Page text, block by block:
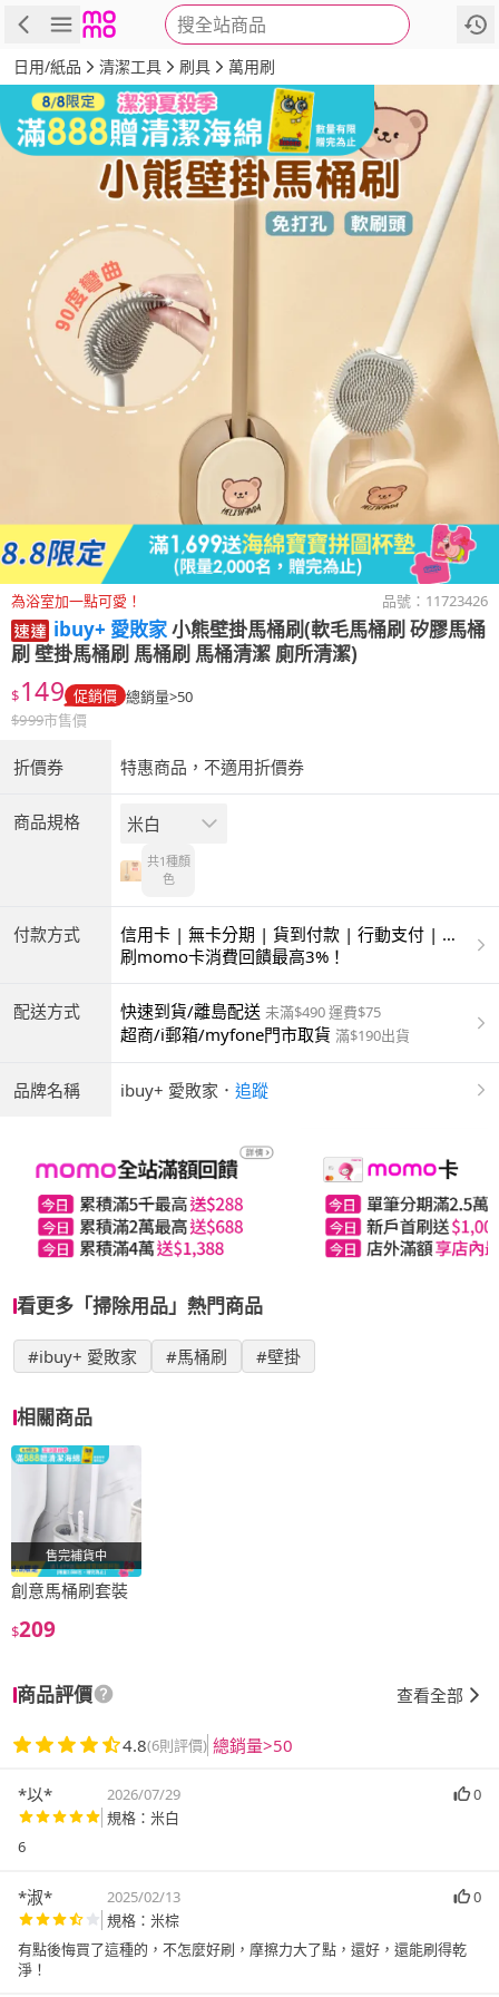
搜全站商品
商品 評價 詳情
日用/紙品 清潔工具 刷具 萬用刷
為浴室加一點可愛！ 品號： 11723426
ibuy+ 愛敗家小熊壁掛馬桶刷(軟毛馬桶刷 矽膠馬桶
刷 壁掛馬桶刷 馬桶刷 馬桶清潔 廁所清潔)
$149 促銷價 總銷量>50
$999市售價
折價券 特惠商品，不適用折價券
商品規格 米白
共1種顏
色
付款方式
信用卡 | 無卡分期 | 貨到付款 | 行動支付 | 超
商付款 | ATM | 銀聯卡
刷momo卡消費回饋最高3%！
配送方式 快速到貨/離島配送 未滿$490 運費$75
超商/i郵箱/myfone門市取貨 滿$190出貨
品牌名稱 ibuy+ 愛敗家 ． 追蹤
看更多「掃除用品」熱門商品
#ibuy+ 愛敗家 #馬桶刷 #壁掛
相關商品
創意馬桶刷套裝
$209
售完補貨中
商品評價 查看全部
4.8(6則評價) 總銷量>50
*以* 2026/07/29
0
規格：米白
6
*淑* 2025/02/13
0
規格：米棕
有點後悔買了這種的，不怎麼好刷，摩擦力大了點，還好，還能刷得乾
淨！